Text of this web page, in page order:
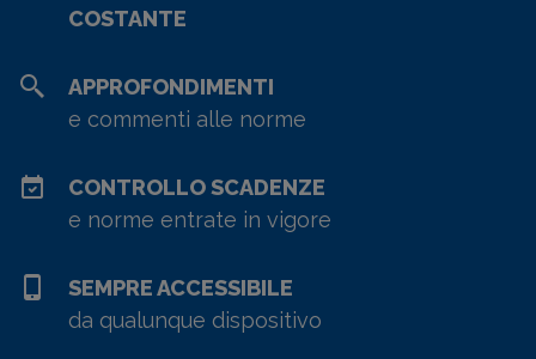
COSTANTE
APPROFONDIMENTI
e commenti alle norme
CONTROLLO SCADENZE
e norme entrate in vigore
SEMPRE ACCESSIBILE
da qualunque dispositivo